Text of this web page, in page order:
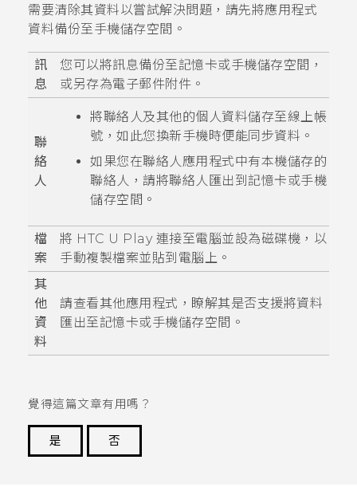
需要清除其資料以嘗試解決問題，請先將應用程式
資料備份至手機儲存空間。
訊
息
您可以將訊息備份至記憶卡或手機儲存空間，
或另存為電子郵件附件。
聯
絡
人
將聯絡人及其他的個人資料儲存至線上帳
號，如此您換新手機時便能同步資料。
如果您在聯絡人應用程式中有本機儲存的
聯絡人，請將聯絡人匯出到記憶卡或手機
儲存空間。
檔
案
將 HTC U Play連接至電腦並設為磁碟機，以
手動複製檔案並貼到電腦上。
其
他
資
料
請查看其他應用程式，瞭解其是否支援將資料
匯出至記憶卡或手機儲存空間。
覺得這篇文章有用嗎？
是
否